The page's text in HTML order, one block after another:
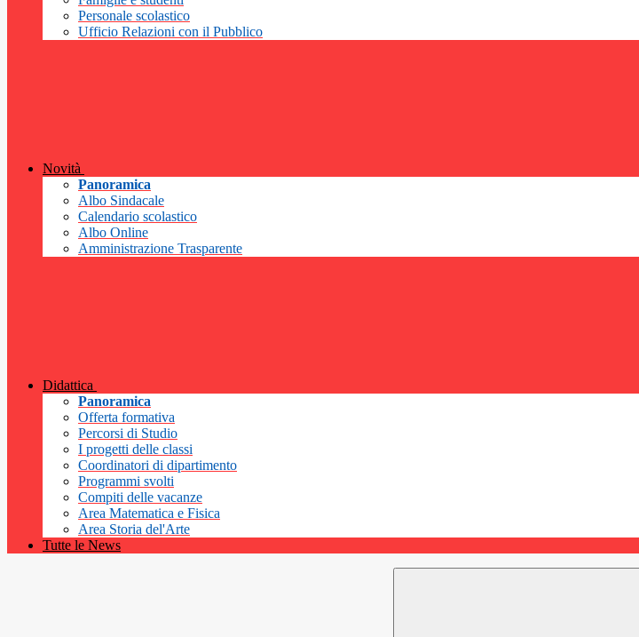
Personale scolastico
Ufficio Relazioni con il Pubblico
Novità
Panoramica
Albo Sindacale
Calendario scolastico
Albo Online
Amministrazione Trasparente
Didattica
Panoramica
Offerta formativa
Percorsi di Studio
I progetti delle classi
Coordinatori di dipartimento
Programmi svolti
Compiti delle vacanze
Area Matematica e Fisica
Area Storia del'Arte
Tutte le News